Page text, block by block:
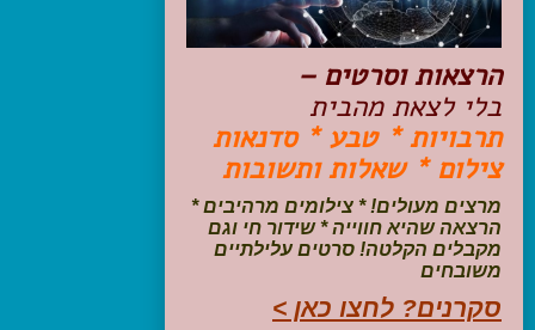
מלונות בוטיק בישראל
טיפים והמלצות
הכנות לנסיעה
טיולי ג'יפים
טיולים עם ילדים
שייט, הפלגות, קרוזים
עקבו אחרינו בפייסבוק
הרצאות וסרטים –
בלי לצאת מהבית
תרבויות * טבע * סדנאות
צילום * שאלות ותשובות
מרצים מעולים! * צילומים מרהיבים *
הרצאה שהיא חווייה * שידור חי וגם
מקבלים הקלטה! סרטים עלילתיים
משובחים
סקרנים? לחצו כאן >